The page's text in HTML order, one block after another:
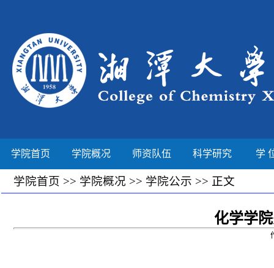
学院首页 学院概况 师资队伍 科学研究 学
学院首页 >> 学院概况 >> 学院公示 >> 正文
化学学